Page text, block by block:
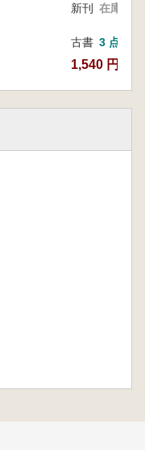
新刊 在庫なし
古書 3 点
1,540 円~